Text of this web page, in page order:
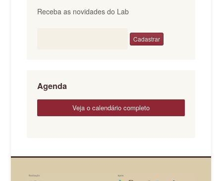
Receba as novidades do Lab
Agenda
veja o calendário completo